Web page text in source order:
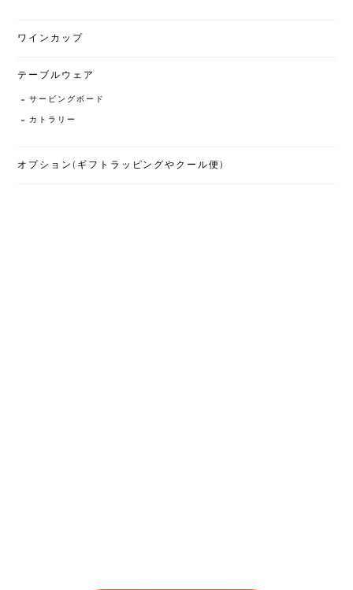
ワインカップ
テーブルウェア
サービングボード
カトラリー
オプション(ギフトラッピングやクール便)